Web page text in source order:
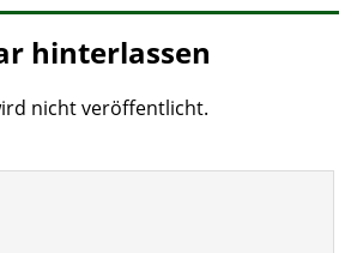
hinterlassen
nicht veröffentlicht.